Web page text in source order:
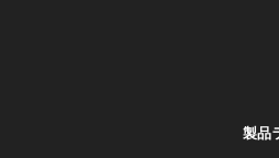
製品